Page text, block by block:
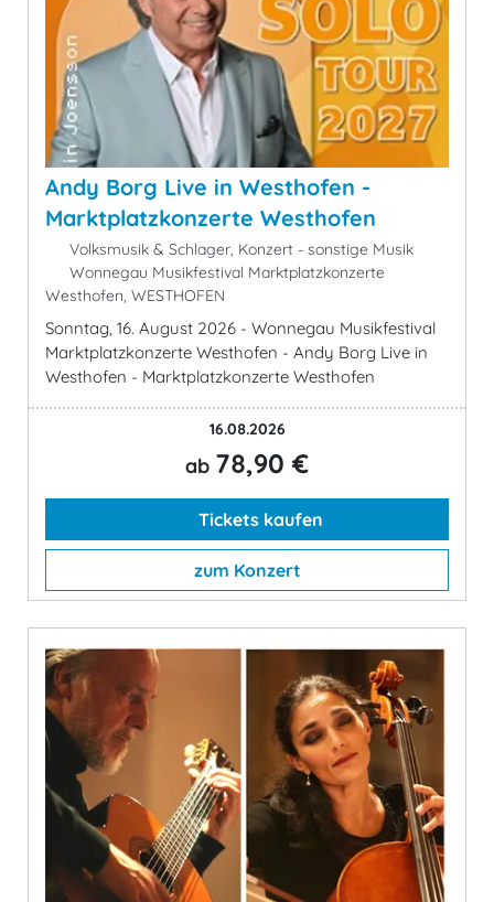
Andy Borg Live in Westhofen -
Marktplatzkonzerte Westhofen
Volksmusik & Schlager, Konzert - sonstige Musik
Wonnegau Musikfestival Marktplatzkonzerte
Westhofen, WESTHOFEN
Sonntag, 16. August 2026 - Wonnegau Musikfestival
Marktplatzkonzerte Westhofen - Andy Borg Live in
Westhofen - Marktplatzkonzerte Westhofen
16.08.2026
ab 78,90 €
Tickets kaufen
zum Konzert